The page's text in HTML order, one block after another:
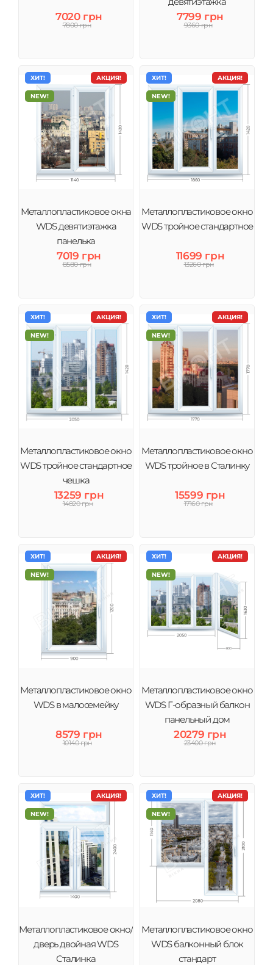
7020 грн
7800 грн
7799 грн
9360 грн
АКЦИЯ!
ХИТ!
NEW!
Металлопластиковое окна
WDS девятиэтажка
панелька
7019 грн
8580 грн
АКЦИЯ!
ХИТ!
NEW!
Металлопластиковое окно
WDS тройное стандартное
11699 грн
13260 грн
АКЦИЯ!
ХИТ!
NEW!
Металлопластиковое окно
WDS тройное стандартное
чешка
13259 грн
14820 грн
АКЦИЯ!
ХИТ!
NEW!
Металлопластиковое окно
WDS тройное в Сталинку
15599 грн
17160 грн
АКЦИЯ!
ХИТ!
NEW!
Металлопластиковое окно
WDS в малосемейку
8579 грн
10140 грн
АКЦИЯ!
ХИТ!
NEW!
Металлопластиковое окно
WDS Г-образный балкон
панельный дом
20279 грн
23400 грн
АКЦИЯ!
ХИТ!
NEW!
Металлопластиковое окно/
дверь двойная WDS
Сталинка
АКЦИЯ!
ХИТ!
NEW!
Металлопластиковое окно
WDS балконный блок
стандарт